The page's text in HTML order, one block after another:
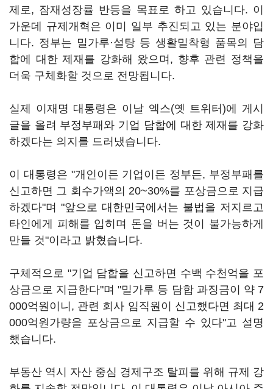
제로, 잠재성장률 반등을 목표로 하고 있습니다. 이
가운데 규제개혁은 이미 일부 추진되고 있는 분야입
니다. 정부는 밀가루·설탕 등 생활밀착형 품목의 담
합에 대한 제재를 강화해 왔으며, 향후 관련 정책을
더욱 구체화할 것으로 전망됩니다.
실제 이재명 대통령은 이날 엑스(옛 트위터)에 게시
글을 올려 부정부패와 기업 담합에 대한 제재를 강화
하겠다는 의지를 드러냈습니다.
이 대통령은 "개인이든 기업이든 정부든, 부정부패를
신고하면 그 회수가액의 20~30%를 포상금으로 지급
하겠다"며 "앞으로 대한민국에서는 불법을 저지르고
타인에게 피해를 입히며 돈을 버는 것이 불가능하게
만들 것"이라고 밝혔습니다.
구체적으로 "기업 담합을 신고하면 수백 수천억을 포
상금으로 지급한다"며 "밀가루 등 담합 과징금이 약 7
000억원이니, 관련 회사 임직원이 신고했다면 최대 2
000억원가량을 포상금으로 지급할 수 있다"고 설명
했습니다.
부동산 역시 자산 중심 경제구조 탈피를 위해 규제 강